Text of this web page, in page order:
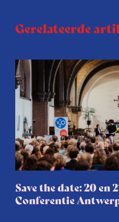
Gerelateerde
Save the date: 20 en
Conferentie